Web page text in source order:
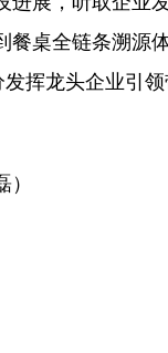
桌全链条溯源
挥龙头企业引